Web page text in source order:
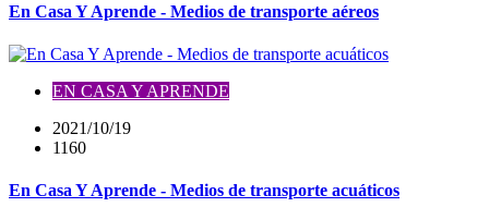
En Casa Y Aprende - Medios de transporte aéreos
EN CASA Y APRENDE
2021/10/19
1160
En Casa Y Aprende - Medios de transporte acuáticos